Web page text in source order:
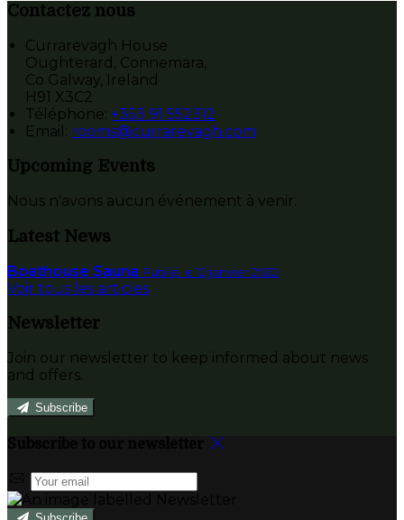
Contactez nous
Currarevagh House
Oughterard, Connemara,
Co Galway, Ireland
H91 X3C2
Téléphone: +353 91 552312
Email: rooms@currarevagh.com
Upcoming Events
Nous n'avons aucun événement à venir.
Latest News
Boathouse Sauna Publié le 12 janvier 2022
Voir tous les articles
Newsletter
Join our newsletter to keep informed about news
and offers.
Subscribe